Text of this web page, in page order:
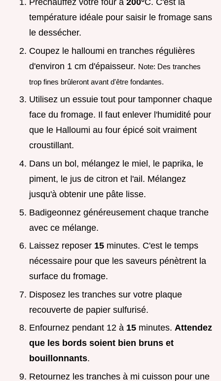
Préchauffez votre four à 200°C. C'est la
température idéale pour saisir le fromage sans
le dessécher.
Coupez le halloumi en tranches régulières
d'environ 1 cm d'épaisseur. Note: Des tranches
trop fines brûleront avant d'être fondantes.
Utilisez un essuie tout pour tamponner chaque
face du fromage. Il faut enlever l'humidité pour
que le Halloumi au four épicé soit vraiment
croustillant.
Dans un bol, mélangez le miel, le paprika, le
piment, le jus de citron et l'ail. Mélangez
jusqu'à obtenir une pâte lisse.
Badigeonnez généreusement chaque tranche
avec ce mélange.
Laissez reposer 15 minutes. C'est le temps
nécessaire pour que les saveurs pénètrent la
surface du fromage.
Disposez les tranches sur votre plaque
recouverte de papier sulfurisé.
Enfournez pendant 12 à 15 minutes. Attendez
que les bords soient bien bruns et
bouillonnants.
Retournez les tranches à mi cuisson pour une